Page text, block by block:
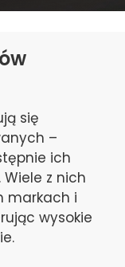
się
–
ich
z nich
markach i
wysokie